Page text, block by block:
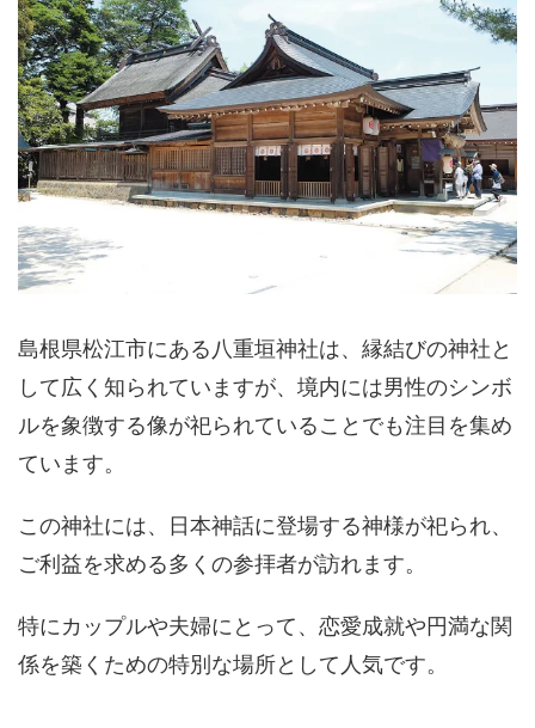
島根県松江市にある八重垣神社は、縁結びの神社と
して広く知られていますが、境内には男性のシンボ
ルを象徴する像が祀られていることでも注目を集め
ています。
この神社には、日本神話に登場する神様が祀られ、
ご利益を求める多くの参拝者が訪れます。
特にカップルや夫婦にとって、恋愛成就や円満な関
係を築くための特別な場所として人気です。